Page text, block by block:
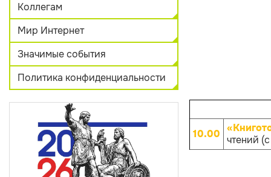
Коллегам
Мир Интернет
Значимые события
Политика конфиденциальности
10.00 чтений